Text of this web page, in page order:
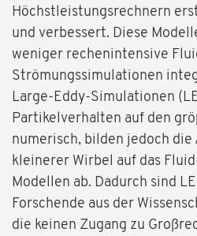
Höchstleistungsrechnern
und verbessert. Diese
weniger rechenintensive
Strömungssimulationen
Large-Eddy-Simulationen
Partikelverhalten auf den
numerisch, bilden jedoch die
kleinerer Wirbel auf das
Modellen ab. Dadurch sind
Forschende aus der
die keinen Zugang zu